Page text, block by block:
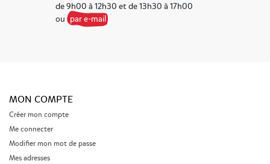
de 9h00 à 12h30 et de 13h30 à 17h00
ou par e-mail
MON COMPTE
Créer mon compte
Me connecter
Modifier mon mot de passe
Mes adresses